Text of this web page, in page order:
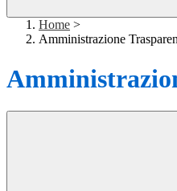
Home >
Amministrazione